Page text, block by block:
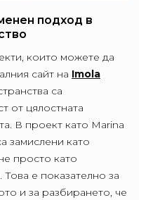
подход в
които можете да
сайт на Imola
са
от цялостната
В проект като Marina
замислени като
просто като
Това е показателно за
и за разбирането, че